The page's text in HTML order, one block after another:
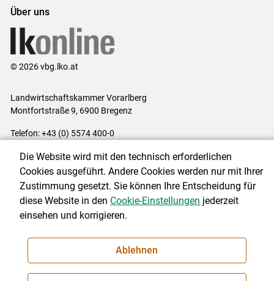
Über uns
© 2026 vbg.lko.at
Landwirtschaftskammer Vorarlberg
Montfortstraße 9, 6900 Bregenz
Telefon: +43 (0) 5574 400-0
Impressum|Kontakt|Datenschutzerklärung|Barrierefreiheit|
Cookie-Einstellungen
NEWSLETTER
Die Website wird mit den technisch erforderlichen
Cookies ausgeführt. Andere Cookies werden nur mit Ihrer
Zustimmung gesetzt. Sie können Ihre Entscheidung für
diese Website in den Cookie-Einstellungen jederzeit
einsehen und korrigieren.
Ablehnen